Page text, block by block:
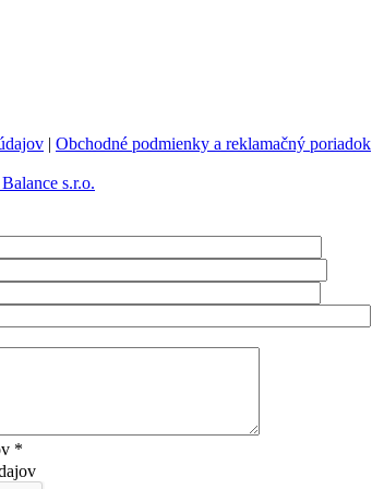
| Obchodné podmienky a reklamačný poriadok
s.r.o.
*